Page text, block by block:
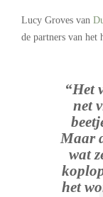
Lucy Groves van
de partners van het
“Het
net
Maar
wat
het